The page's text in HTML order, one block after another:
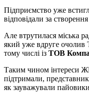
Підприємство уже
відповідали за
Але втрутилася міська
який уже вдруге очолив
тому числі із ТОВ
Таким чином інтереси
підтримали,
як зауважували